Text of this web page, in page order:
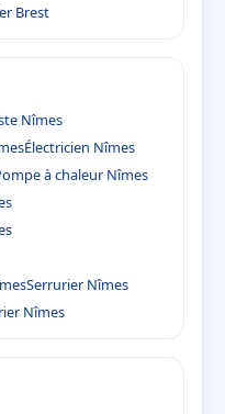
Brest
Nîmes
Électricien Nîmes
à chaleur Nîmes
Serrurier Nîmes
Nîmes